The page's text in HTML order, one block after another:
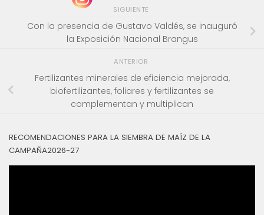
SIGUIENTE
Con la presencia de Gustavo Valdés, se inauguró
la Exposición Nacional Brangus
ANTERIOR
Fertilizantes minerales de eficiencia mejorada,
biofertilizantes, foliares y fertilizantes se
complementan y multiplican
RECOMENDACIONES PARA LA SIEMBRA DE MAÍZ DE LA
CAMPAÑA2026-27